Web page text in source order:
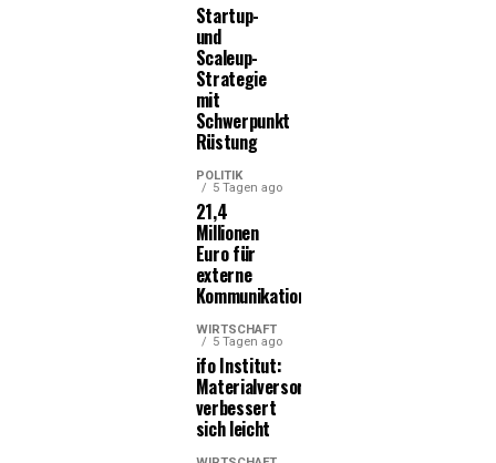
Startup-
und
Scaleup-
Strategie
mit
Schwerpunkt
Rüstung
POLITIK
5 Tagen ago
21,4
Millionen
Euro für
externe
Kommunikationsleistungen
WIRTSCHAFT
5 Tagen ago
ifo Institut:
Materialversorgung
verbessert
sich leicht